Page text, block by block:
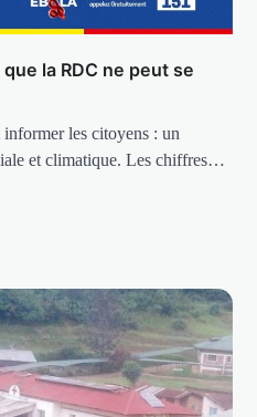
la RDC ne peut se
les citoyens : un
et climatique. Les chiffres…